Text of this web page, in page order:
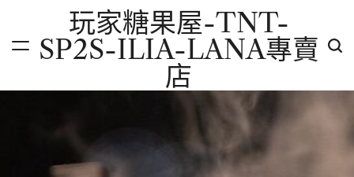
content
玩家糖果屋-TNT-
SP2S-ILIA-LANA專賣
店